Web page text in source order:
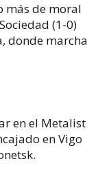
más de moral
(1-0)
donde marcha
en el Metalist
en Vigo